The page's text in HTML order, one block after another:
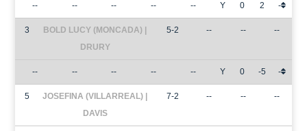
-- -- -- -- -- Y 0 2 -
3
BOLD LUCY (MONCADA) |
DRURY
5-2 -- -- --
-- -- -- -- -- Y 0 -5 -
5
JOSEFINA (VILLARREAL) |
DAVIS
7-2 -- -- --